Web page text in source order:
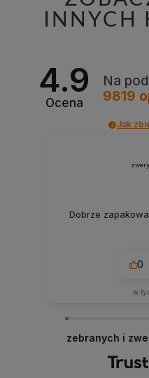
INNYCH
4.9
Ocena
Na
9819
Jak
Dobrze
0
w
zebranych i